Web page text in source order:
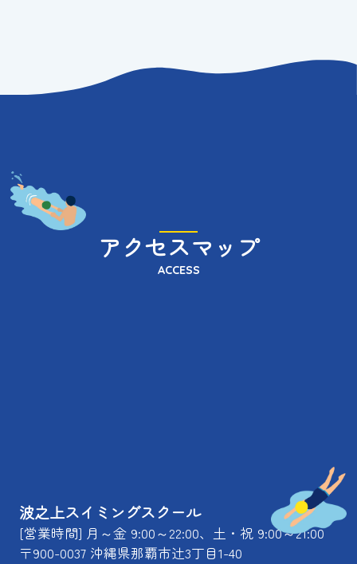
アクセスマップ
ACCESS
波之上スイミングスクール
[営業時間] 月～金 9:00～22:00、土・祝 9:00～21:00
〒900-0037 沖縄県那覇市辻3丁目1-40